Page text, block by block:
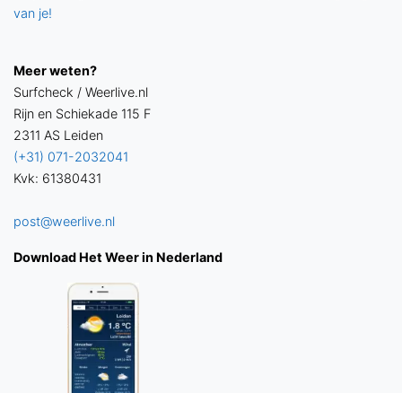
van je!
Meer weten?
Surfcheck / Weerlive.nl
Rijn en Schiekade 115 F
2311 AS Leiden
(+31) 071-2032041
Kvk: 61380431
post@weerlive.nl
Download Het Weer in Nederland